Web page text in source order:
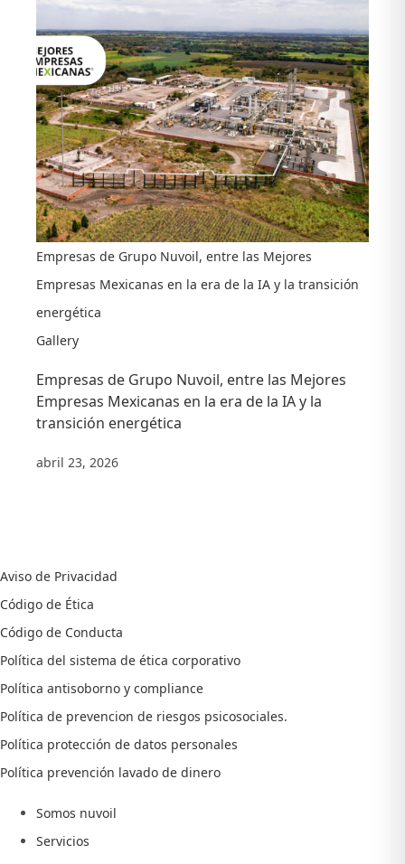
Empresas de Grupo Nuvoil, entre las Mejores
Empresas Mexicanas en la era de la IA y la transición
energética
Gallery
Empresas de Grupo Nuvoil, entre las Mejores
Empresas Mexicanas en la era de la IA y la
transición energética
abril 23, 2026
Aviso de Privacidad
Código de Ética
Código de Conducta
Política del sistema de ética corporativo
Política antisoborno y compliance
Política de prevencion de riesgos psicosociales.
Política protección de datos personales
Política prevención lavado de dinero
Somos nuvoil
Servicios